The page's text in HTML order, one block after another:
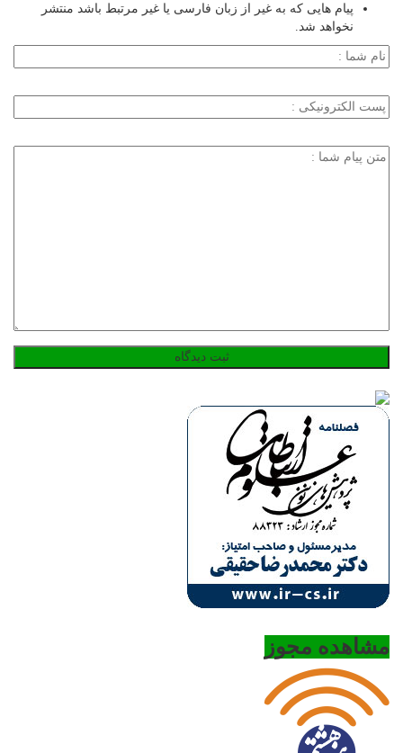
پیام هایی که به غیر از زبان فارسی یا غیر مرتبط باشد منتشر
نخواهد شد.
مشاهده مجوز